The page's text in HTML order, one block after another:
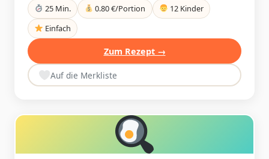
25 Min. 0.80 €/Portion
12 Kinder
Einfach
Zum Rezept →
Auf die Merkliste